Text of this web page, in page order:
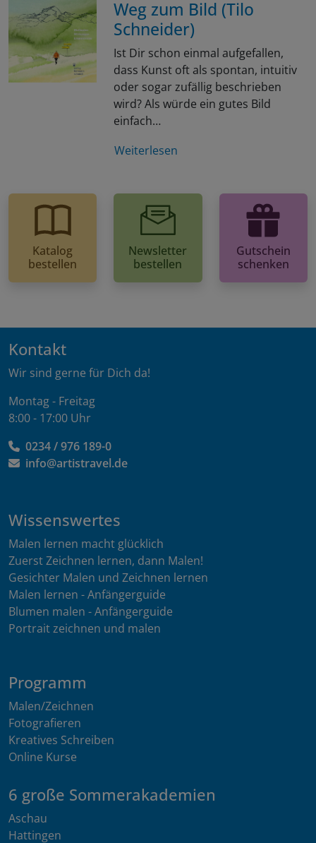
Weg zum Bild (Tilo
Schneider)
Ist Dir schon einmal aufgefallen,
dass Kunst oft als spontan, intuitiv
oder sogar zufällig beschrieben
wird? Als würde ein gutes Bild
einfach…
Weiterlesen
Katalog
bestellen
Newsletter
bestellen
Gutschein
schenken
Kontakt
Wir sind gerne für Dich da!
Montag - Freitag
8:00 - 17:00 Uhr
0234 / 976 189-0
info@artistravel.de
Wissenswertes
Malen lernen macht glücklich
Zuerst Zeichnen lernen, dann Malen!
Gesichter Malen und Zeichnen lernen
Malen lernen - Anfängerguide
Blumen malen - Anfängerguide
Portrait zeichnen und malen
Programm
Malen/Zeichnen
Fotografieren
Kreatives Schreiben
Online Kurse
6 große Sommerakademien
Aschau
Hattingen